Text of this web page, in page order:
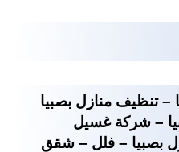
تنظيف منازل بصبيا
– شركة غسيل
بصبيا – فلل – شقق